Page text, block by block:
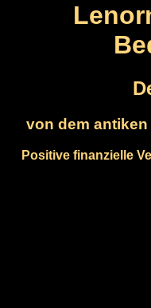
von dem
Positive finanzielle